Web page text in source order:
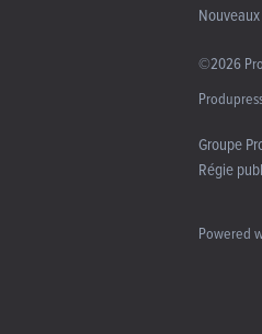
©2026
Groupe
Régie
Powered